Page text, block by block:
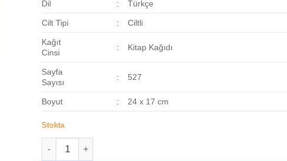
Dil : Türkçe
Cilt Tipi : Ciltli
Kağıt
Cinsi
: Kitap Kağıdı
Sayfa
Sayısı
: 527
Boyut : 24 x 17 cm
Stokta
Ruhul Beyan Tefsiri 9. Cilt adet